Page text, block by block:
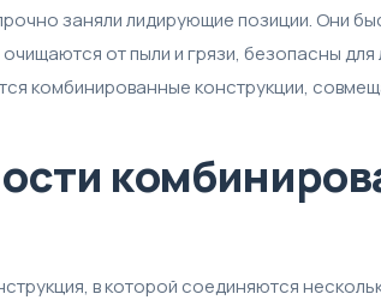
заняли лидирующие позиции. Они
от пыли и грязи, безопасны
комбинированные конструкции,
в которой соединяются